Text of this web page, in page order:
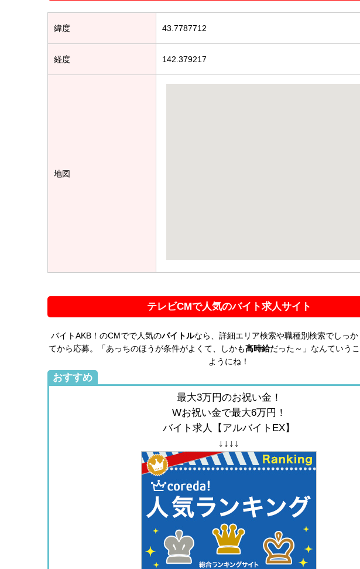
緯度 43.7787712
経度 142.379217
地図
テレビCMで人気のバイト求人サイト
バイトAKB！のCMでで人気のバイトルなら、詳細エリア検索や職種別検索でしっ
てから応募。「あっちのほうが条件がよくて、しかも高時給だった～」なんていう
ようにね！
おすすめ
最大3万円のお祝い金！
Wお祝い金で最大6万円！
バイト求人【アルバイトEX】
↓↓↓↓